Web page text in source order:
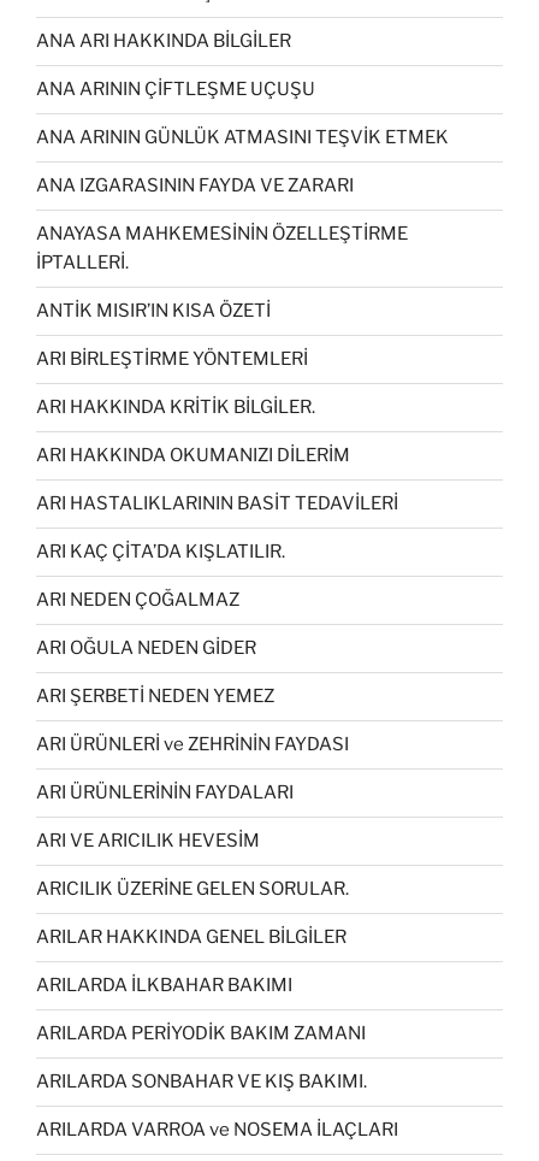
ANA ARI HAKKINDA BİLGİLER
ANA ARININ ÇİFTLEŞME UÇUŞU
ANA ARININ GÜNLÜK ATMASINI TEŞVİK ETMEK
ANA IZGARASININ FAYDA VE ZARARI
ANAYASA MAHKEMESİNİN ÖZELLEŞTİRME
İPTALLERİ.
ANTİK MISIR’IN KISA ÖZETİ
ARI BİRLEŞTİRME YÖNTEMLERİ
ARI HAKKINDA KRİTİK BİLGİLER.
ARI HAKKINDA OKUMANIZI DİLERİM
ARI HASTALIKLARININ BASİT TEDAVİLERİ
ARI KAÇ ÇİTA’DA KIŞLATILIR.
ARI NEDEN ÇOĞALMAZ
ARI OĞULA NEDEN GİDER
ARI ŞERBETİ NEDEN YEMEZ
ARI ÜRÜNLERİ ve ZEHRİNİN FAYDASI
ARI ÜRÜNLERİNİN FAYDALARI
ARI VE ARICILIK HEVESİM
ARICILIK ÜZERİNE GELEN SORULAR.
ARILAR HAKKINDA GENEL BİLGİLER
ARILARDA İLKBAHAR BAKIMI
ARILARDA PERİYODİK BAKIM ZAMANI
ARILARDA SONBAHAR VE KIŞ BAKIMI.
ARILARDA VARROA ve NOSEMA İLAÇLARI